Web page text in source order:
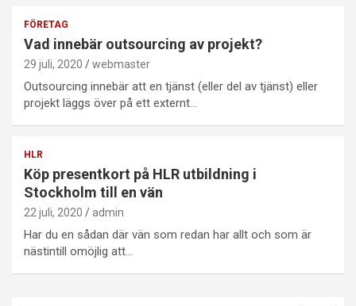
FÖRETAG
Vad innebär outsourcing av projekt?
29 juli, 2020 webmaster
Outsourcing innebär att en tjänst (eller del av tjänst) eller
projekt läggs över på ett externt…
HLR
Köp presentkort på HLR utbildning i
Stockholm till en vän
22 juli, 2020 admin
Har du en sådan där vän som redan har allt och som är
nästintill omöjlig att…